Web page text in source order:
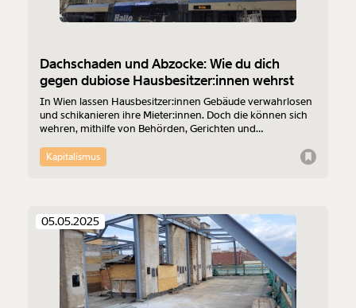
Dachschaden und Abzocke: Wie du dich
gegen dubiose Hausbesitzer:innen wehrst
In Wien lassen Hausbesitzer:innen Gebäude verwahrlosen
und schikanieren ihre Mieter:innen. Doch die können sich
wehren, mithilfe von Behörden, Gerichten und
Vermietung dir das Wohnen zur Qual macht.
Kapitalismus
05.05.2025